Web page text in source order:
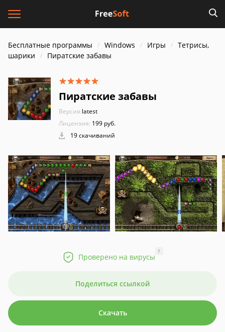
Бесплатные программы Windows Игры
Тетрисы,
шарики
Пиратские забавы
Пиратские забавы
Версия:latest
Лицензия: 199 руб.
19 скачиваний
Проверено на вирусы
?
Поделиться ссылкой
Скачать